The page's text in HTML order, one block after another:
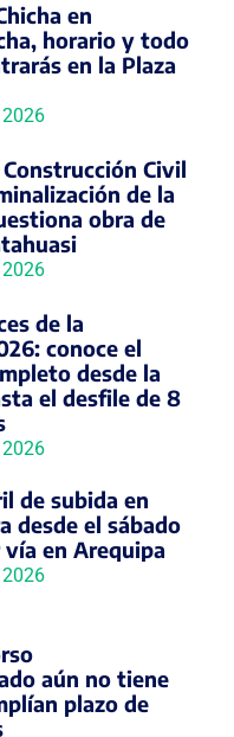
en
horario y todo
en la Plaza
Civil
de la
obra de
de la
conoce el
desde la
el desfile de 8
de subida en
desde el sábado
en Arequipa
aún no tiene
plazo de